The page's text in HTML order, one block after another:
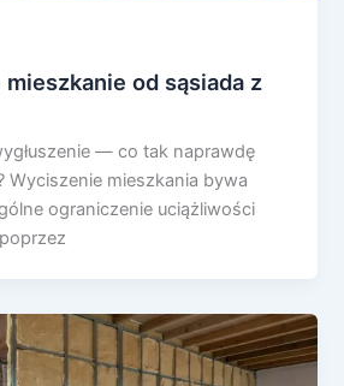
od sąsiada z
— co tak naprawdę
Wyciszenie mieszkania bywa
ograniczenie uciążliwości